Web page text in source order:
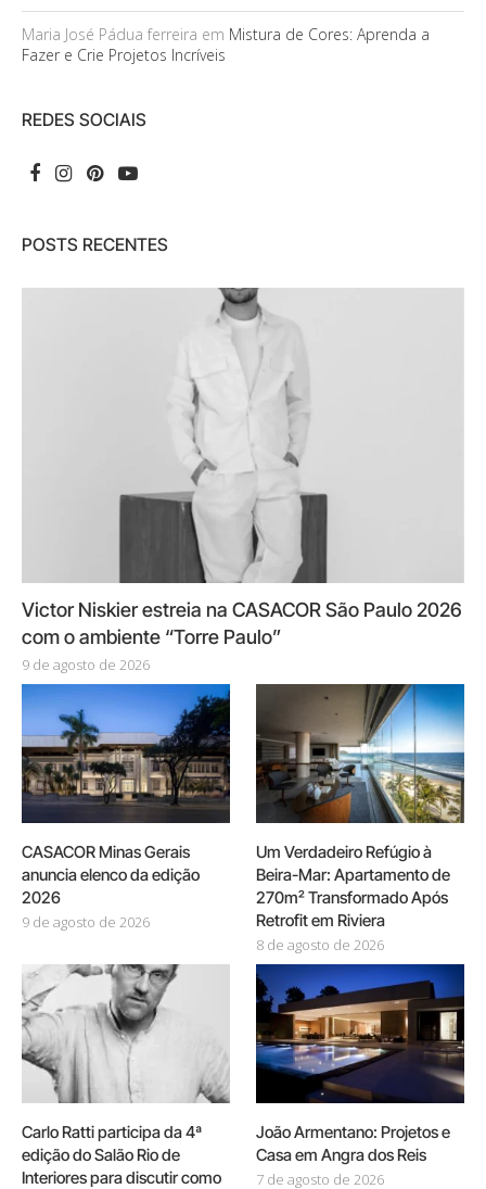
Maria José Pádua ferreira em Mistura de Cores: Aprenda a
Fazer e Crie Projetos Incríveis
REDES SOCIAIS
POSTS RECENTES
Victor Niskier estreia na CASACOR São Paulo 2026
com o ambiente “Torre Paulo”
9 de agosto de 2026
CASACOR Minas Gerais
anuncia elenco da edição
2026
9 de agosto de 2026
Um Verdadeiro Refúgio à
Beira-Mar: Apartamento de
270m² Transformado Após
Retrofit em Riviera
8 de agosto de 2026
Carlo Ratti participa da 4ª
edição do Salão Rio de
Interiores para discutir como
João Armentano: Projetos e
Casa em Angra dos Reis
7 de agosto de 2026